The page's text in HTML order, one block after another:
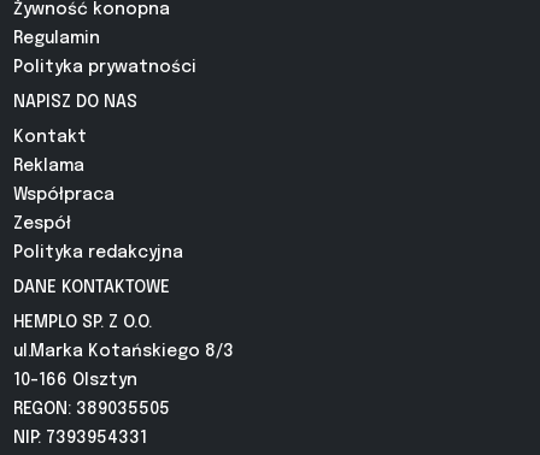
Żywność konopna
Regulamin
Polityka prywatności
NAPISZ DO NAS
Kontakt
Reklama
Współpraca
Zespół
Polityka redakcyjna
DANE KONTAKTOWE
HEMPLO SP. Z O.O.
ul.Marka Kotańskiego 8/3
10-166 Olsztyn
REGON: 389035505
NIP: 7393954331